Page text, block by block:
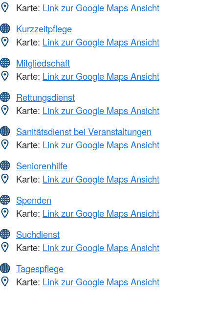
Karte: Link zur Google Maps Ansicht
Kurzzeitpflege
Karte: Link zur Google Maps Ansicht
Mitgliedschaft
Karte: Link zur Google Maps Ansicht
Rettungsdienst
Karte: Link zur Google Maps Ansicht
Sanitätsdienst bei Veranstaltungen
Karte: Link zur Google Maps Ansicht
Seniorenhilfe
Karte: Link zur Google Maps Ansicht
Spenden
Karte: Link zur Google Maps Ansicht
Suchdienst
Karte: Link zur Google Maps Ansicht
Tagespflege
Karte: Link zur Google Maps Ansicht